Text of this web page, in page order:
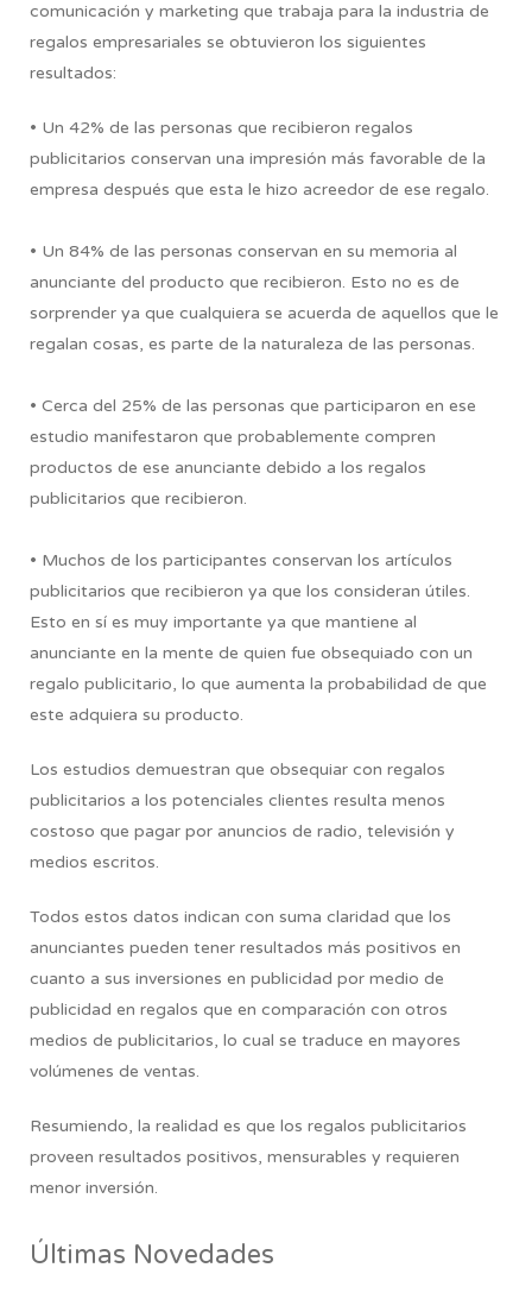
comunicación y marketing que trabaja para la industria de
regalos empresariales se obtuvieron los siguientes
resultados:
• Un 42% de las personas que recibieron regalos
publicitarios conservan una impresión más favorable de la
empresa después que esta le hizo acreedor de ese regalo.
• Un 84% de las personas conservan en su memoria al
anunciante del producto que recibieron. Esto no es de
sorprender ya que cualquiera se acuerda de aquellos que le
regalan cosas, es parte de la naturaleza de las personas.
• Cerca del 25% de las personas que participaron en ese
estudio manifestaron que probablemente compren
productos de ese anunciante debido a los regalos
publicitarios que recibieron.
• Muchos de los participantes conservan los artículos
publicitarios que recibieron ya que los consideran útiles.
Esto en sí es muy importante ya que mantiene al
anunciante en la mente de quien fue obsequiado con un
regalo publicitario, lo que aumenta la probabilidad de que
este adquiera su producto.
Los estudios demuestran que obsequiar con regalos
publicitarios a los potenciales clientes resulta menos
costoso que pagar por anuncios de radio, televisión y
medios escritos.
Todos estos datos indican con suma claridad que los
anunciantes pueden tener resultados más positivos en
cuanto a sus inversiones en publicidad por medio de
publicidad en regalos que en comparación con otros
medios de publicitarios, lo cual se traduce en mayores
volúmenes de ventas.
Resumiendo, la realidad es que los regalos publicitarios
proveen resultados positivos, mensurables y requieren
menor inversión.
Últimas Novedades